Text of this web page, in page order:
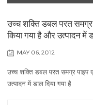
उच्च शक्ति डबल परत
किया गया है और उत्पादन में
MAY 06, 2012
उच्च शक्ति डबल परत समग्र
उत्पादन में डाल दिया गया है